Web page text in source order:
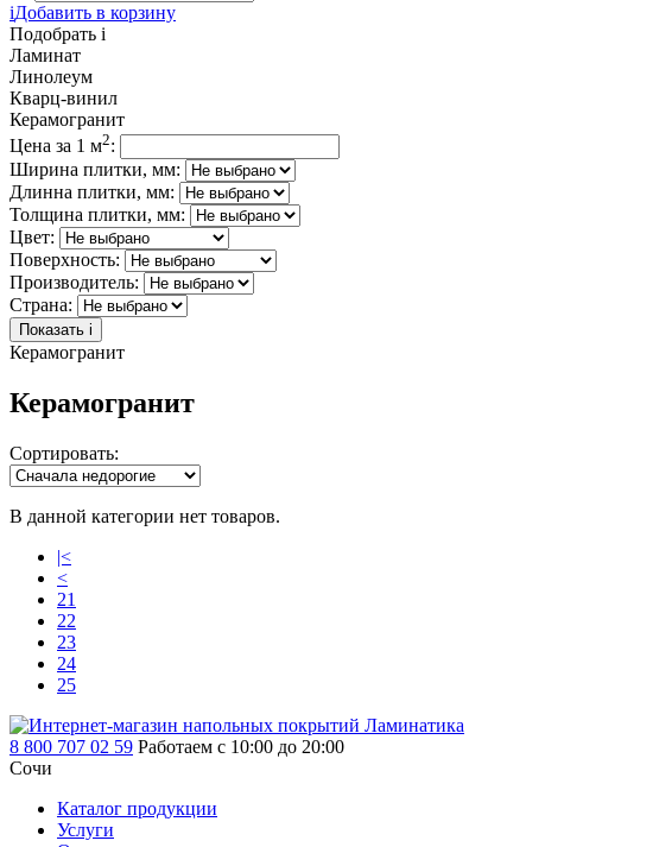
iДобавить в корзину
Подобрать i
Ламинат
Линолеум
Кварц-винил
Керамогранит
Цена за 1 м2:
Ширина плитки, мм:
Длинна плитки, мм:
Толщина плитки, мм:
Цвет:
Поверхность:
Производитель:
Страна:
Показать i
Керамогранит
Керамогранит
Сортировать:
В данной категории нет товаров.
|<
<
21
22
23
24
25
8 800 707 02 59 Работаем с 10:00 до 20:00
Сочи
Каталог продукции
Услуги